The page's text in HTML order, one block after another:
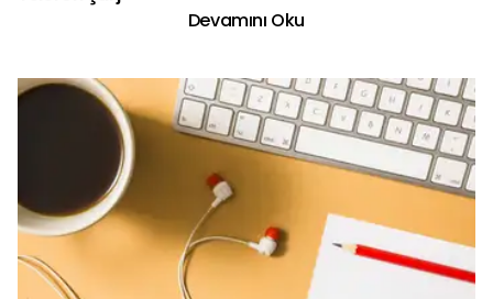
Devamını Oku